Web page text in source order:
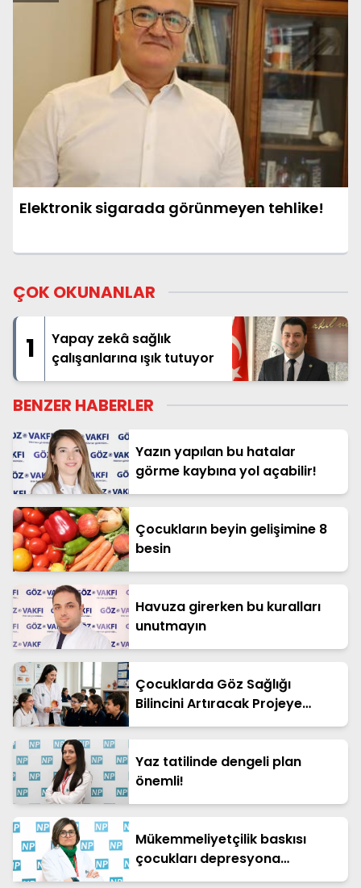
Elektronik sigarada görünmeyen tehlike!
ÇOK OKUNANLAR
1
Yapay zekâ sağlık
çalışanlarına ışık tutuyor
BENZER HABERLER
Yazın yapılan bu hatalar
görme kaybına yol açabilir!
Çocukların beyin gelişimine 8
besin
Havuza girerken bu kuralları
unutmayın
Çocuklarda Göz Sağlığı
Bilincini Artıracak Projeye
TÜBİTAK Desteği
Yaz tatilinde dengeli plan
önemli!
Mükemmeliyetçilik baskısı
çocukları depresyona
sürüklüyor!